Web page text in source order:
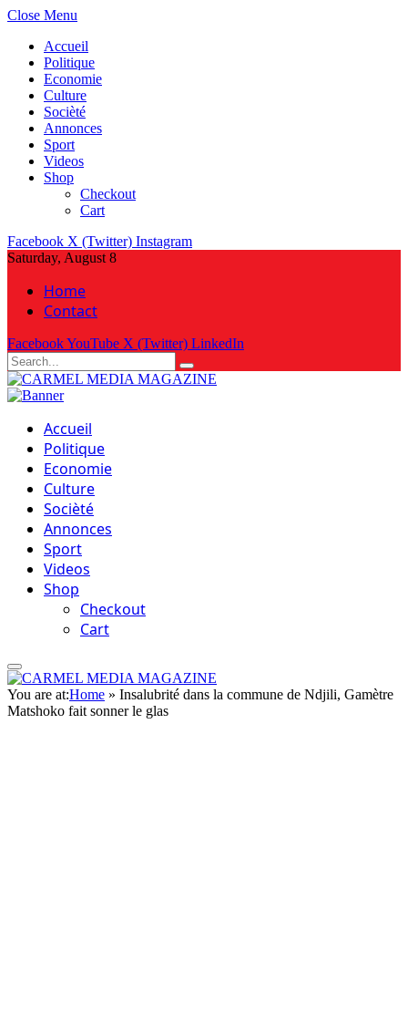
Close Menu
Accueil
Politique
Economie
Culture
Socièté
Annonces
Sport
Videos
Shop
Checkout
Cart
Facebook X (Twitter) Instagram
Saturday, August 8
Home
Contact
FacebookYouTube X (Twitter) LinkedIn
Accueil
Politique
Economie
Culture
Socièté
Annonces
Sport
Videos
Shop
Checkout
Cart
You are at:Home » Insalubrité dans la commune de Ndjili, Gamètre
Matshoko fait sonner le glas